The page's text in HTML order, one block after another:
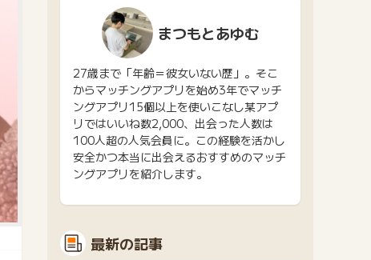
まつもとあゆむ
27歳まで「年齢＝彼女いない歴」。そこ
からマッチングアプリを始め3年でマッチ
ングアプリ15個以上を使いこなし某アプ
リではいいね数2,000、出会った人数は
100人超の人気会員に。この経験を活かし
安全かつ本当に出会えるおすすめのマッチ
ングアプリを紹介します。
最新の記事